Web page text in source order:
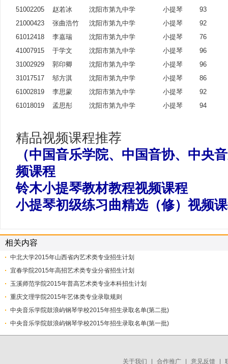
51002205
赵若冰 沈阳市第九中学 小提琴
93
21000423
张曲浩竹 沈阳市第九中学 小提琴
92
61012418
李嘉瑞 沈阳市第九中学 小提琴
76
41007915
于学文 沈阳市第九中学 小提琴
96
31002929
郭印卿 沈阳市第九中学 小提琴
96
31017517
邬方淇 沈阳市第九中学 小提琴
86
61002819
李思蒙 沈阳市第九中学 小提琴
92
61018019
孟思彤 沈阳市第九中学 小提琴 94
精品视频课程推荐
（中国音乐学院、中国音协、中央
频课程
铃木小提琴教材教程视频课程
小提琴初级练习曲精选（修）视频
相关内容
中北大学2015年山西省内艺术类专业招生计划
宜春学院2015年高招艺术类专业分省招生计划
玉溪师范学院2015年普高艺术类专业本科招生计划
重庆文理学院2015年艺体类专业录取规则
中央音乐学院鼓浪屿钢琴学校2015年招生录取名单(第二批)
中央音乐学院鼓浪屿钢琴学校2015年招生录取名单(第一批)
关于我们 合作推广 意见反馈